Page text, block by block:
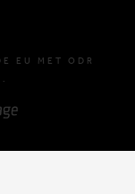
EU MET ODR